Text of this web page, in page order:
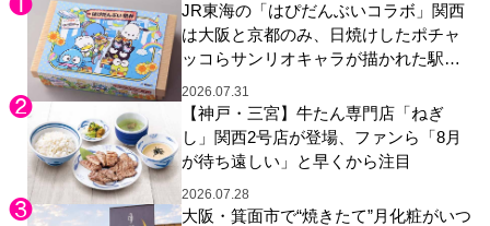
JR東海の「はぴだんぶいコラボ」関西
は大阪と京都のみ、日焼けしたポチャ
ッコらサンリオキャラが描かれた駅弁
やグッズが登場
2026.07.31
【神戸・三宮】牛たん専門店「ねぎ
し」関西2号店が登場、ファンら「8月
が待ち遠しい」と早くから注目
2026.07.28
大阪・箕面市で“焼きたて”月化粧がいつ